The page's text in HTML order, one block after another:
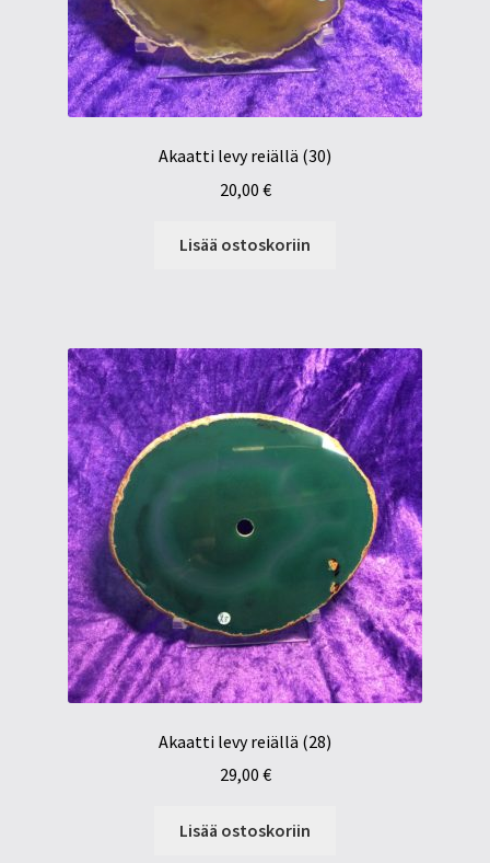
Akaatti levy reiällä (30)
20,00 €
Lisää ostoskoriin
Akaatti levy reiällä (28)
29,00 €
Lisää ostoskoriin